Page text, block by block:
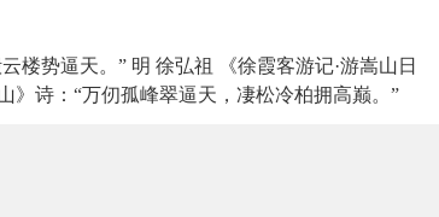
楼势逼天。” 明 徐弘祖 《徐霞客游记·游嵩山日
》诗：“万仞孤峰翠逼天，凄松冷柏拥高巅。”